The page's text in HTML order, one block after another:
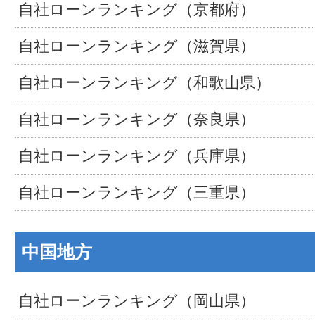
自社ローンランキング（京都府）
自社ローンランキング（滋賀県）
自社ローンランキング（和歌山県）
自社ローンランキング（奈良県）
自社ローンランキング（兵庫県）
自社ローンランキング（三重県）
中国地方
自社ローンランキング（岡山県）